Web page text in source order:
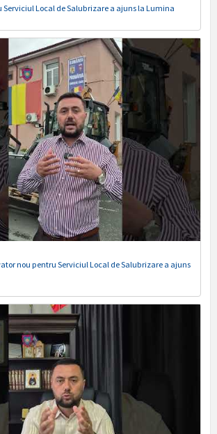
Local de Salubrizare a ajuns la Lumina
nou pentru Serviciul Local de Salubrizare a ajuns